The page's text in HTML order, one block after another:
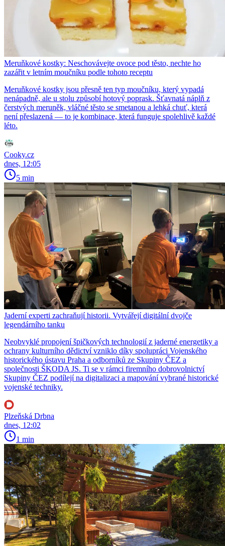
Meruňkové kostky: Neschovávejte ovoce pod těsto, nechte ho
zazářit v letním moučníku podle tohoto receptu
Meruňkové kostky jsou přesně ten typ moučníku, který vypadá
nenápadně, ale u stolu způsobí hotový poprask. Šťavnatá náplň z
čerstvých meruněk, vláčné těsto se smetanou a lehká chuť, která
není přeslazená — to je kombinace, která funguje spolehlivě každé
léto.
Cooky.cz
dnes, 12:05
5 min
Jaderní experti zachraňují historii. Vytvářejí digitální dvojče
legendárního tanku
Neobvyklé propojení špičkových technologií z jaderné energetiky a
ochrany kulturního dědictví vzniklo díky spolupráci Vojenského
historického ústavu Praha a odborníků ze Skupiny ČEZ a
společnosti ŠKODA JS. Ti se v rámci firemního dobrovolnictví
Skupiny ČEZ podílejí na digitalizaci a mapování vybrané historické
vojenské techniky.
Plzeňská Drbna
dnes, 12:02
1 min